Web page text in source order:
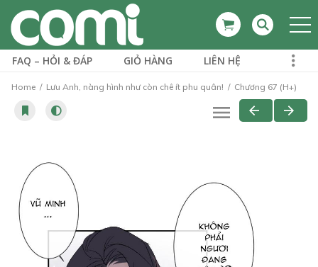
FAQ – HỎI & ĐÁP GIỎ HÀNG LIÊN HỆ
Home Lưu Anh, nàng hình như còn chê ít phu quân! Chương 67 (H+)